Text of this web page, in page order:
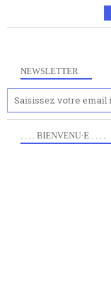
NEWSLETTER
. . . . BIENVENU·E . . . .